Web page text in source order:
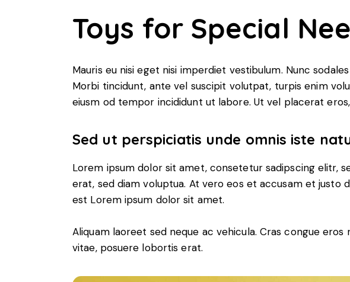
Toys for Special
Mauris eu nisi eget nisi imperdiet vestibulum. Nunc
Morbi tincidunt, ante vel suscipit volutpat, turpis enim
eiusm od tempor incididunt ut labore. Ut vel placerat
Sed ut perspiciatis unde omnis iste
Lorem ipsum dolor sit amet, consetetur sadipscing elitr,
erat, sed diam voluptua. At vero eos et accusam et justo
est Lorem ipsum dolor sit amet.
Aliquam laoreet sed neque ac vehicula. Cras congue
vitae, posuere lobortis erat.